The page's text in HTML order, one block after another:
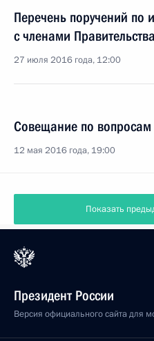
Перечень поручений по
с членами Правительства
27 июля 2016 года, 12:00
Совещание по вопросам
12 мая 2016 года, 19:00
Показать
Президент России
Версия официального сайта для